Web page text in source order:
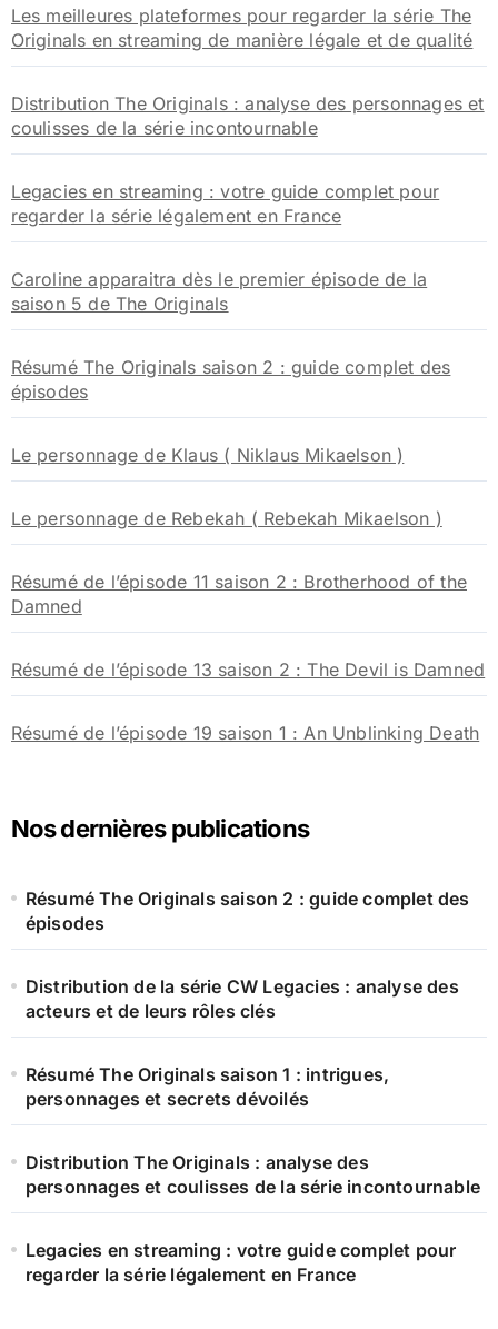
e
r
Les meilleures plateformes pour regarder la série The
Originals en streaming de manière légale et de qualité
Distribution The Originals : analyse des personnages et
coulisses de la série incontournable
Legacies en streaming : votre guide complet pour
regarder la série légalement en France
Caroline apparaitra dès le premier épisode de la
saison 5 de The Originals
Résumé The Originals saison 2 : guide complet des
épisodes
Le personnage de Klaus ( Niklaus Mikaelson )
Le personnage de Rebekah ( Rebekah Mikaelson )
Résumé de l’épisode 11 saison 2 : Brotherhood of the
Damned
Résumé de l’épisode 13 saison 2 : The Devil is Damned
Résumé de l’épisode 19 saison 1 : An Unblinking Death
Nos dernières publications
Résumé The Originals saison 2 : guide complet des
épisodes
Distribution de la série CW Legacies : analyse des
acteurs et de leurs rôles clés
Résumé The Originals saison 1 : intrigues,
personnages et secrets dévoilés
Distribution The Originals : analyse des
personnages et coulisses de la série incontournable
Legacies en streaming : votre guide complet pour
regarder la série légalement en France